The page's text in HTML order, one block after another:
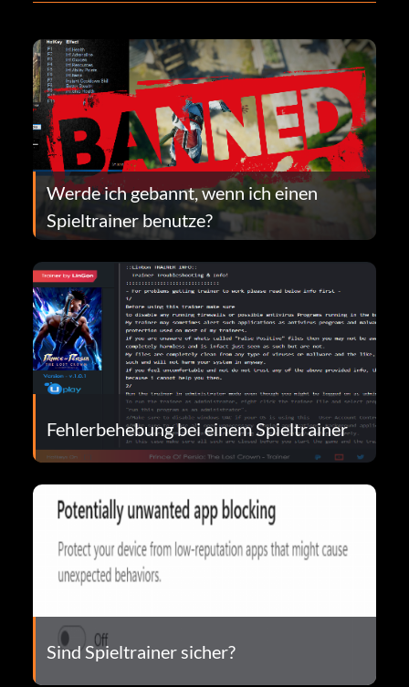
Werde ich gebannt, wenn ich einen
Spieltrainer benutze?
Fehlerbehebung bei einem Spieltrainer
Sind Spieltrainer sicher?